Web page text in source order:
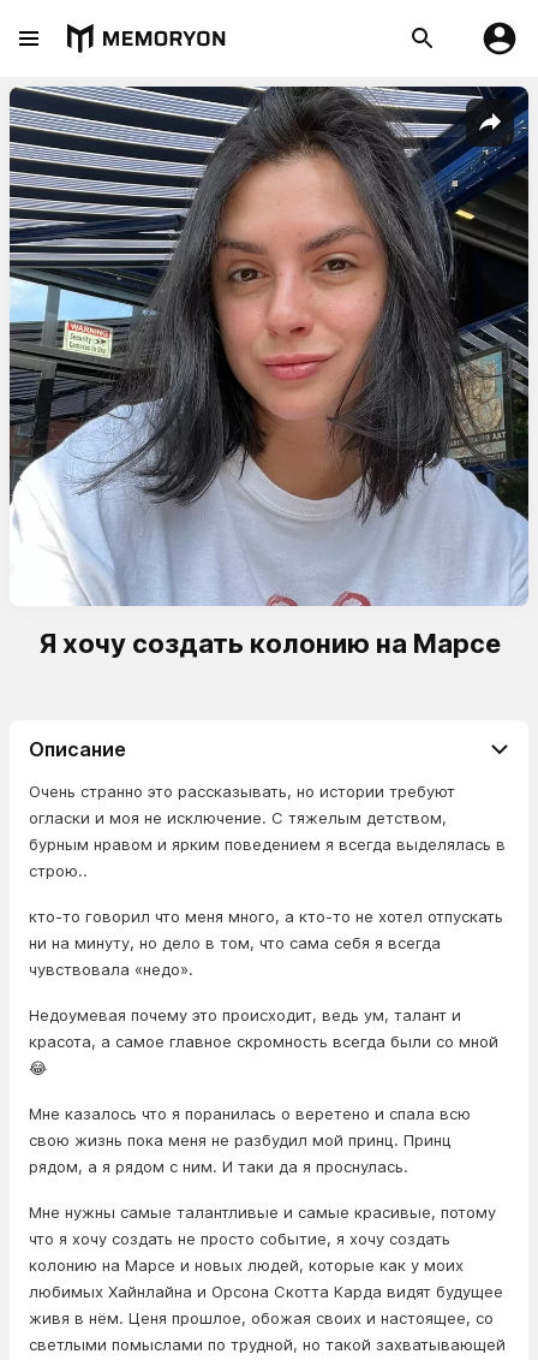
Я хочу создать колонию на Марсе
Описание
Очень странно это рассказывать, но истории требуют
огласки и моя не исключение. С тяжелым детством,
бурным нравом и ярким поведением я всегда выделялась в
строю..
кто-то говорил что меня много, а кто-то не хотел отпускать
ни на минуту, но дело в том, что сама себя я всегда
чувствовала «недо».
Недоумевая почему это происходит, ведь ум, талант и
красота, а самое главное скромность всегда были со мной
😂
Мне казалось что я поранилась о веретено и спала всю
свою жизнь пока меня не разбудил мой принц. Принц
рядом, а я рядом с ним. И таки да я проснулась.
Мне нужны самые талантливые и самые красивые, потому
что я хочу создать не просто событие, я хочу создать
колонию на Марсе и новых людей, которые как у моих
любимых Хайнлайна и Орсона Скотта Карда видят будущее
живя в нём. Ценя прошлое, обожая своих и настоящее, со
светлыми помыслами по трудной, но такой захватывающей